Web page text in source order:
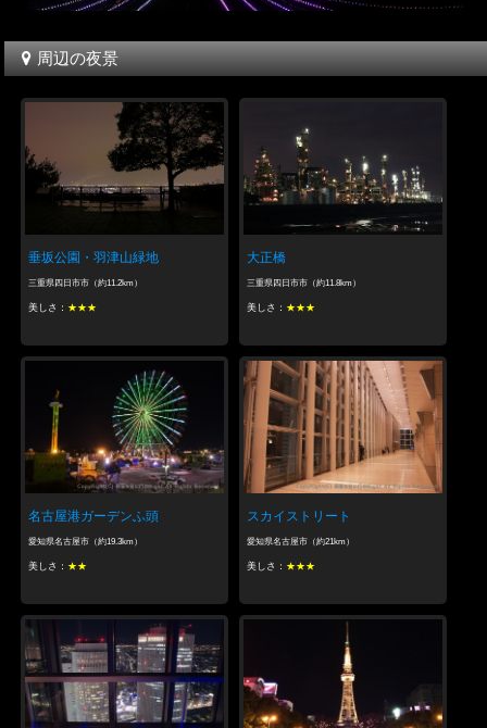
周辺の夜景
垂坂公園・羽津山緑地
三重県四日市市（約11.2km）
美しさ： ★★★
大正橋
三重県四日市市（約11.8km）
美しさ： ★★★
名古屋港ガーデンふ頭
愛知県名古屋市（約19.3km）
美しさ： ★★
スカイストリート
愛知県名古屋市（約21km）
美しさ： ★★★